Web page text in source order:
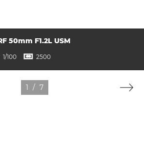
50mm F1.2L USM
de expunere
1/100 ISO
 2500
1 / 7